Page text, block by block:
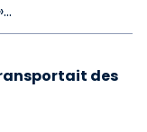
des